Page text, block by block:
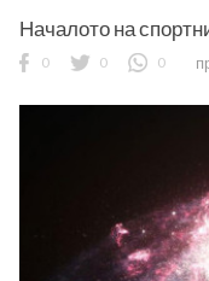
Началото на
0 0 0